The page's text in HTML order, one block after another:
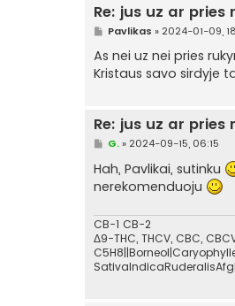
Re: jus uz ar
S
a
n
d
i
n
ė
Pavlikas » 2024-01-09,
As nei uz nei pries
Kristaus savo sirdyje
Re: jus uz ar
S
a
n
d
t
i
n
ė
G.» 2024-09-15, 06:15
Hah, Pavlikai, sutinku
nerekomenduoju
CB-1 CB-2
Δ9-THC, THCV, CBC,